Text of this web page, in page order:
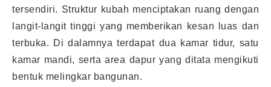
tersendiri. Struktur kubah menciptakan ruang dengan
langit-langit tinggi yang memberikan kesan luas dan
terbuka. Di dalamnya terdapat dua kamar tidur, satu
kamar mandi, serta area dapur yang ditata mengikuti
bentuk melingkar bangunan.